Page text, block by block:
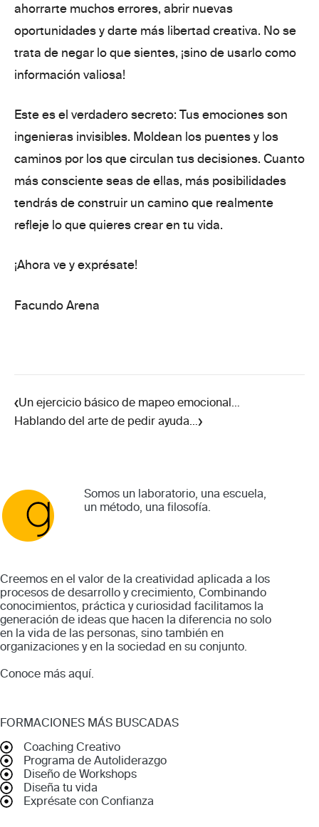
ahorrarte muchos errores, abrir nuevas
oportunidades y darte más libertad creativa. No se
trata de negar lo que sientes, ¡sino de usarlo como
información valiosa!
Este es el verdadero secreto: Tus emociones son
ingenieras invisibles. Moldean los puentes y los
caminos por los que circulan tus decisiones. Cuanto
más consciente seas de ellas, más posibilidades
tendrás de construir un camino que realmente
refleje lo que quieres crear en tu vida.
¡Ahora ve y exprésate!
Facundo Arena
‹Un ejercicio básico de mapeo emocional…
Hablando del arte de pedir ayuda…›
Somos un laboratorio, una escuela,
un método, una filosofía.
Creemos en el valor de la creatividad aplicada a los
procesos de desarrollo y crecimiento, Combinando
conocimientos, práctica y curiosidad facilitamos la
generación de ideas que hacen la diferencia no solo
en la vida de las personas, sino también en
organizaciones y en la sociedad en su conjunto.
Conoce más aquí.
FORMACIONES MÁS BUSCADAS
Coaching Creativo
Programa de Autoliderazgo
Diseño de Workshops
Diseña tu vida
Exprésate con Confianza